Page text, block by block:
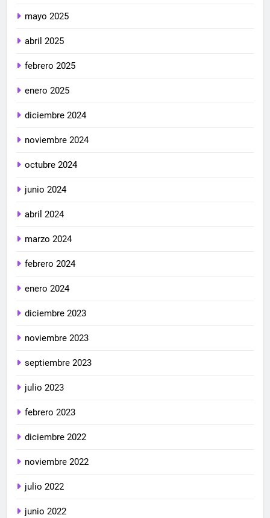
mayo 2025
abril 2025
febrero 2025
enero 2025
diciembre 2024
noviembre 2024
octubre 2024
junio 2024
abril 2024
marzo 2024
febrero 2024
enero 2024
diciembre 2023
noviembre 2023
septiembre 2023
julio 2023
febrero 2023
diciembre 2022
noviembre 2022
julio 2022
junio 2022